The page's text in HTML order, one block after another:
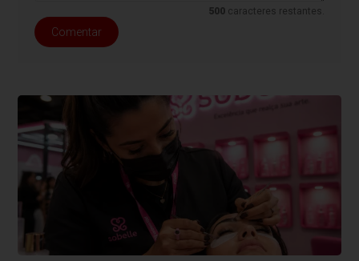
500 caracteres restantes.
Comentar